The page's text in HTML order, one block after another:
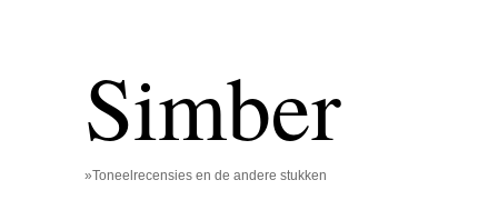
Simber
»Toneelrecensies en de andere stukken